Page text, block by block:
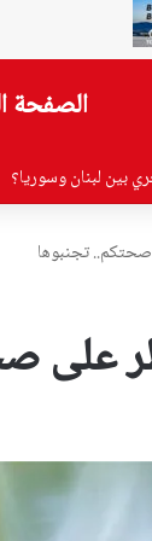
الصفحة
بين لبنان وسوريا؟
تجنبوها
على